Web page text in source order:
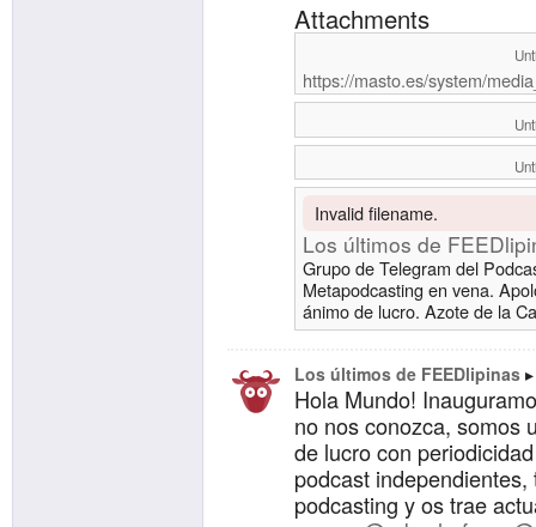
Attachments
https://masto.es/system/
Invalid filename.
Los últimos de
Grupo de Telegram del
Metapodcasting en vena.
ánimo de lucro. Azote de la
Los últimos de FEEDlipinas
Hola Mundo!
no nos conozca, somos
de lucro con
podcast
podcasting y os trae